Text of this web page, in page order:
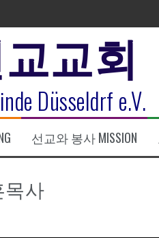
교회
Düsseldrf e.V.
선교와 봉사 MISSION
목사